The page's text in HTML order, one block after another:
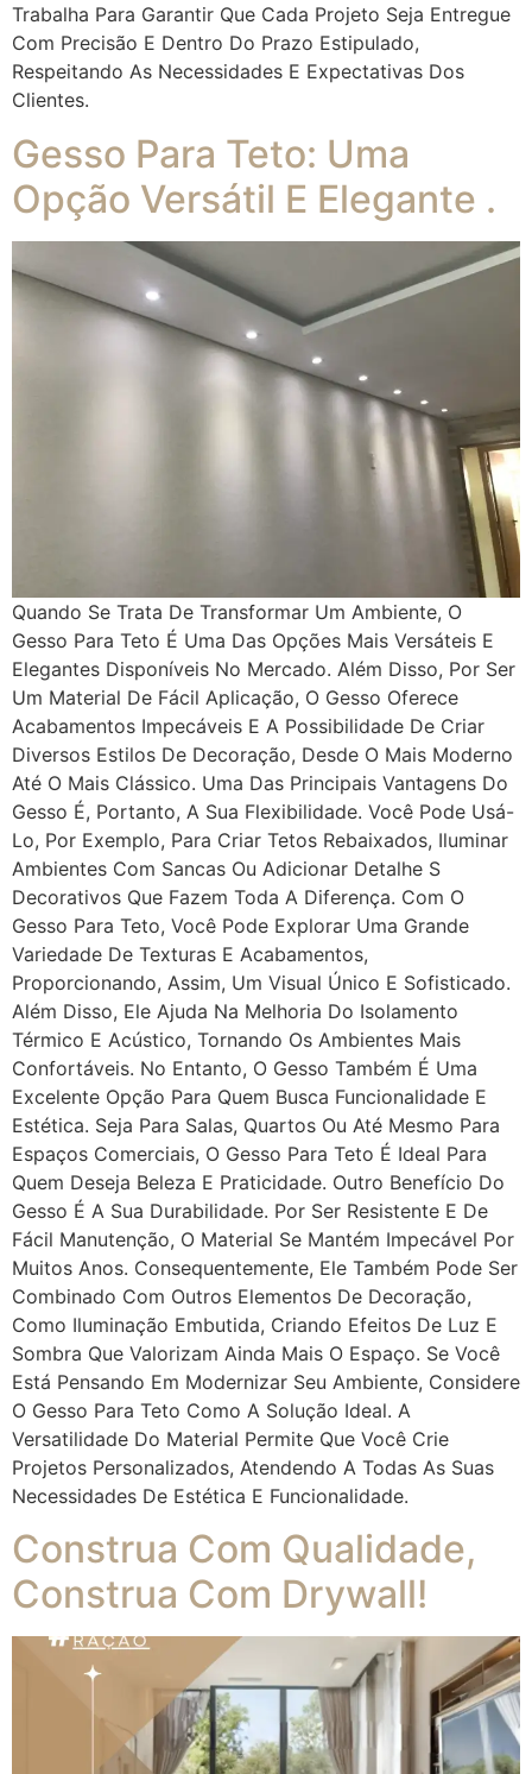
Trabalha Para Garantir Que Cada Projeto Seja Entregue
Com Precisão E Dentro Do Prazo Estipulado,
Respeitando As Necessidades E Expectativas Dos
Clientes.
Gesso Para Teto: Uma
Opção Versátil E Elegante .
Quando Se Trata De Transformar Um Ambiente, O
Gesso Para Teto É Uma Das Opções Mais Versáteis E
Elegantes Disponíveis No Mercado. Além Disso, Por Ser
Um Material De Fácil Aplicação, O Gesso Oferece
Acabamentos Impecáveis E A Possibilidade De Criar
Diversos Estilos De Decoração, Desde O Mais Moderno
Até O Mais Clássico. Uma Das Principais Vantagens Do
Gesso É, Portanto, A Sua Flexibilidade. Você Pode Usá-
Lo, Por Exemplo, Para Criar Tetos Rebaixados, Iluminar
Ambientes Com Sancas Ou Adicionar Detalhe S
Decorativos Que Fazem Toda A Diferença. Com O
Gesso Para Teto, Você Pode Explorar Uma Grande
Variedade De Texturas E Acabamentos,
Proporcionando, Assim, Um Visual Único E Sofisticado.
Além Disso, Ele Ajuda Na Melhoria Do Isolamento
Térmico E Acústico, Tornando Os Ambientes Mais
Confortáveis. No Entanto, O Gesso Também É Uma
Excelente Opção Para Quem Busca Funcionalidade E
Estética. Seja Para Salas, Quartos Ou Até Mesmo Para
Espaços Comerciais, O Gesso Para Teto É Ideal Para
Quem Deseja Beleza E Praticidade. Outro Benefício Do
Gesso É A Sua Durabilidade. Por Ser Resistente E De
Fácil Manutenção, O Material Se Mantém Impecável Por
Muitos Anos. Consequentemente, Ele Também Pode Ser
Combinado Com Outros Elementos De Decoração,
Como Iluminação Embutida, Criando Efeitos De Luz E
Sombra Que Valorizam Ainda Mais O Espaço. Se Você
Está Pensando Em Modernizar Seu Ambiente, Considere
O Gesso Para Teto Como A Solução Ideal. A
Versatilidade Do Material Permite Que Você Crie
Projetos Personalizados, Atendendo A Todas As Suas
Necessidades De Estética E Funcionalidade.
Construa Com Qualidade,
Construa Com Drywall!